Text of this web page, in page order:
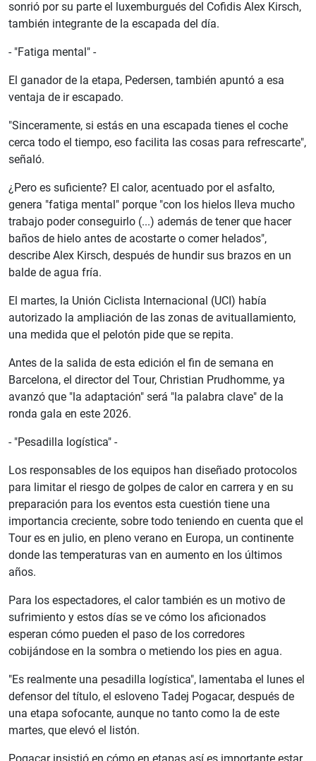
sonrió por su parte el luxemburgués del Cofidis Alex Kirsch,
también integrante de la escapada del día.
- "Fatiga mental" -
El ganador de la etapa, Pedersen, también apuntó a esa
ventaja de ir escapado.
"Sinceramente, si estás en una escapada tienes el coche
cerca todo el tiempo, eso facilita las cosas para refrescarte",
señaló.
¿Pero es suficiente? El calor, acentuado por el asfalto,
genera "fatiga mental" porque "con los hielos lleva mucho
trabajo poder conseguirlo (...) además de tener que hacer
baños de hielo antes de acostarte o comer helados",
describe Alex Kirsch, después de hundir sus brazos en un
balde de agua fría.
El martes, la Unión Ciclista Internacional (UCI) había
autorizado la ampliación de las zonas de avituallamiento,
una medida que el pelotón pide que se repita.
Antes de la salida de esta edición el fin de semana en
Barcelona, el director del Tour, Christian Prudhomme, ya
avanzó que "la adaptación" será "la palabra clave" de la
ronda gala en este 2026.
- "Pesadilla logística" -
Los responsables de los equipos han diseñado protocolos
para limitar el riesgo de golpes de calor en carrera y en su
preparación para los eventos esta cuestión tiene una
importancia creciente, sobre todo teniendo en cuenta que el
Tour es en julio, en pleno verano en Europa, un continente
donde las temperaturas van en aumento en los últimos
años.
Para los espectadores, el calor también es un motivo de
sufrimiento y estos días se ve cómo los aficionados
esperan cómo pueden el paso de los corredores
cobijándose en la sombra o metiendo los pies en agua.
"Es realmente una pesadilla logística", lamentaba el lunes el
defensor del título, el esloveno Tadej Pogacar, después de
una etapa sofocante, aunque no tanto como la de este
martes, que elevó el listón.